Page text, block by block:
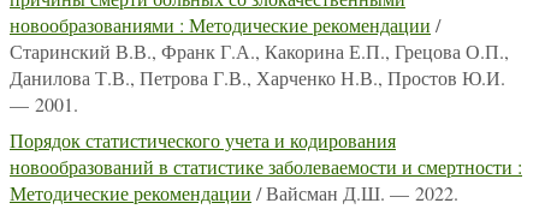
новообразованиями : Методические рекомендации /
Старинский В.В., Франк Г.А., Какорина Е.П., Грецова О.П.,
Данилова Т.В., Петрова Г.В., Харченко Н.В., Простов Ю.И.
— 2001.
Порядок статистического учета и кодирования
новообразований в статистике заболеваемости и смертности :
Методические рекомендации / Вайсман Д.Ш. — 2022.